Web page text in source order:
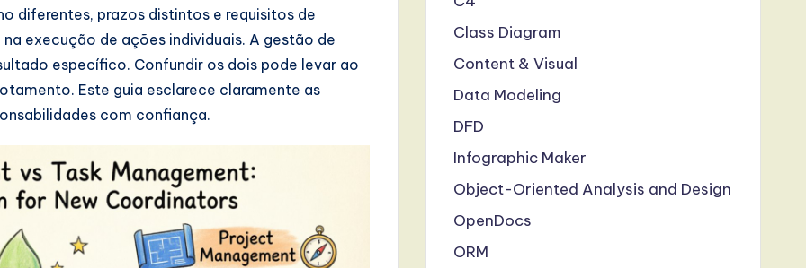
diferentes, prazos distintos e requisitos de
execução de ações individuais. A gestão de
específico. Confundir os dois pode levar ao
Este guia esclarece claramente as
com confiança.
Class Diagram
Content & Visual
Data Modeling
DFD
Infographic Maker
Object-Oriented Analysis and Design
OpenDocs
ORM